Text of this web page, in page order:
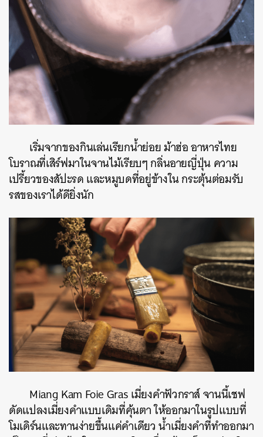
เริ่มจากของกินเล่นเรียกน้ำย่อย ม้าฮ่อ อาหารไทย
โบราณที่เสิร์ฟมาในจานไม้เรียบๆ กลิ่นอายญี่ปุ่น ความ
เปรี้ยวของสัปะรด และหมูบดที่อยู่ข้างใน กระตุ้นต่อมรับ
รสของเราได้ดียิ่งนัก
Miang Kam Foie Gras เมี่ยงคำฟัวกราส์ จานนี้เชฟ
ดัดแปลงเมี่ยงคำแบบเดิมที่คุ้นตา ให้ออกมาในรูปแบบที่
โมเดิร์นและทานง่ายขึ้นแค่คำเดียว น้ำเมี่ยงคำที่ทำออกมา